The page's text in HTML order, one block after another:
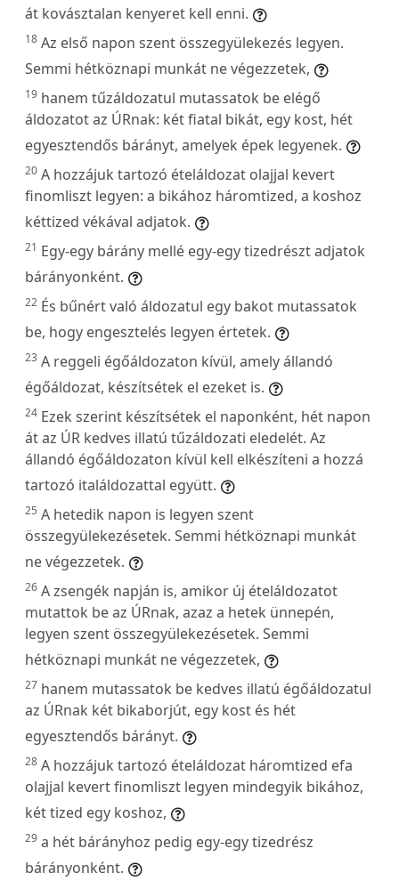
át kovásztalan kenyeret kell enni.
18 Az első napon szent összegyülekezés legyen.
Semmi hétköznapi munkát ne végezzetek,
19 hanem tűzáldozatul mutassatok be elégő
áldozatot az ÚRnak: két fiatal bikát, egy kost, hét
egyesztendős bárányt, amelyek épek legyenek.
20 A hozzájuk tartozó ételáldozat olajjal kevert
finomliszt legyen: a bikához háromtized, a koshoz
kéttized vékával adjatok.
21 Egy-egy bárány mellé egy-egy tizedrészt adjatok
bárányonként.
22 És bűnért való áldozatul egy bakot mutassatok
be, hogy engesztelés legyen értetek.
23 A reggeli égőáldozaton kívül, amely állandó
égőáldozat, készítsétek el ezeket is.
24 Ezek szerint készítsétek el naponként, hét napon
át az ÚR kedves illatú tűzáldozati eledelét. Az
állandó égőáldozaton kívül kell elkészíteni a hozzá
tartozó italáldozattal együtt.
25 A hetedik napon is legyen szent
összegyülekezésetek. Semmi hétköznapi munkát
ne végezzetek.
26 A zsengék napján is, amikor új ételáldozatot
mutattok be az ÚRnak, azaz a hetek ünnepén,
legyen szent összegyülekezésetek. Semmi
hétköznapi munkát ne végezzetek,
27 hanem mutassatok be kedves illatú égőáldozatul
az ÚRnak két bikaborjút, egy kost és hét
egyesztendős bárányt.
28 A hozzájuk tartozó ételáldozat háromtized efa
olajjal kevert finomliszt legyen mindegyik bikához,
két tized egy koshoz,
29 a hét bárányhoz pedig egy-egy tizedrész
bárányonként.